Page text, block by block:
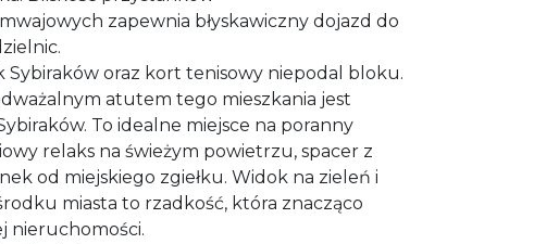
zapewnia błyskawiczny dojazd do
Sybiraków oraz kort tenisowy niepodal bloku.
atutem tego mieszkania jest
To idealne miejsce na poranny
relaks na świeżym powietrzu, spacer z
od miejskiego zgiełku. Widok na zieleń i
miasta to rzadkość, która znacząco
nieruchomości.